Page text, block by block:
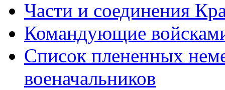
Части и соединения
Командующие
Список плененных
военачальников